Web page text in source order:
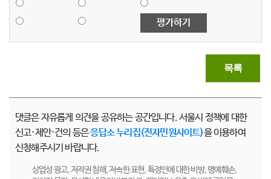
평가하기
목록
댓글은 자유롭게 의견을 공유하는 공간입니다. 서울시 정책에 대한
신고·제안·건의 등은응답소 누리집(전자민원사이트)을 이용하여
신청해주시기 바랍니다.
상업성 광고, 저작권 침해, 저속한 표현, 특정인에 대한 비방, 명예훼손,